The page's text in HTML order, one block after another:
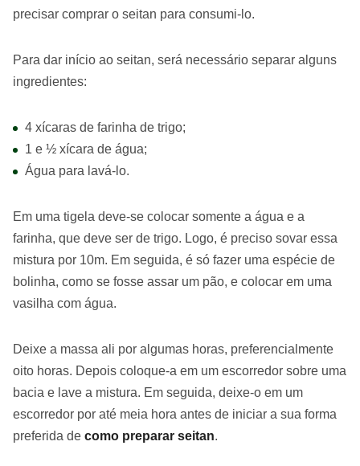
precisar comprar o seitan para consumi-lo.
Para dar início ao seitan, será necessário separar alguns
ingredientes:
4 xícaras de farinha de trigo;
1 e ½ xícara de água;
Água para lavá-lo.
Em uma tigela deve-se colocar somente a água e a
farinha, que deve ser de trigo. Logo, é preciso sovar essa
mistura por 10m. Em seguida, é só fazer uma espécie de
bolinha, como se fosse assar um pão, e colocar em uma
vasilha com água.
Deixe a massa ali por algumas horas, preferencialmente
oito horas. Depois coloque-a em um escorredor sobre uma
bacia e lave a mistura. Em seguida, deixe-o em um
escorredor por até meia hora antes de iniciar a sua forma
preferida de como preparar seitan.